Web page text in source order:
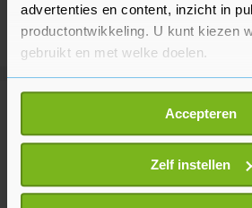
advertenties en content, inzicht in
productontwikkeling. U kunt kiezen
gebruikt en met welke doelen.
Als u het toestaat, willen we ook
Informatie verzamelen over
locatie, die tot een paar meter
Uw apparaat identificeren
scannen op specifieke
Accepteren
Zelf instellen
Meer uit Buitenland
Schade aan haven Odesa en
slachtoffers in Oekraïne en